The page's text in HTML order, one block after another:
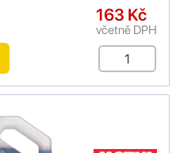
163 Kč
včetně DPH